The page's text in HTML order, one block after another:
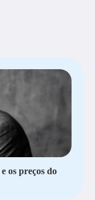
os preços do